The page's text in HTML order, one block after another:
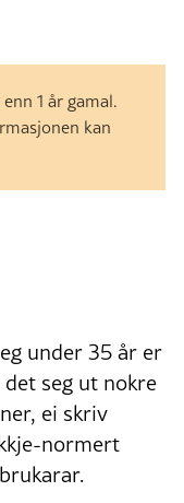
1 år gamal.
kan
under 35 år er
seg ut nokre
ei skriv
normert